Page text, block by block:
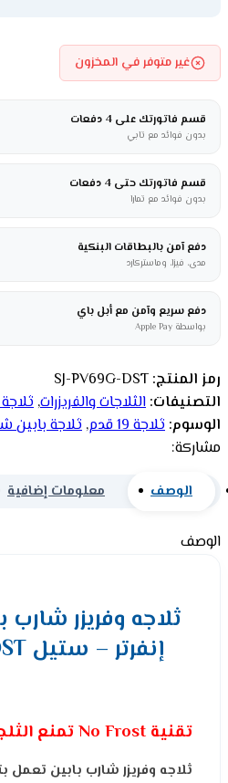
غير متوفر في المخزون
قسم فاتورتك على 4 دفعات
بدون فوائد مع تابي
قسم فاتورتك حتى 4 دفعات
بدون فوائد مع تمارا
دفع آمن بالبطاقات البنكية
مدى، فيزا، وماستركارد
دفع سريع وآمن مع أبل باي
بواسطة Apple Pay
رمز المنتج:SJ-PV69G-DST
التصنيفات: الثلاجات والفريزرات,
الوسوم: ثلاجة 19 قدم , ثلاجة بابين
مشاركة:
الوصف معلومات إضافية
الوصف
إنفرتر – ستيل SJ-PV69G-DST
تقنية No Frost تمنع الثلج.